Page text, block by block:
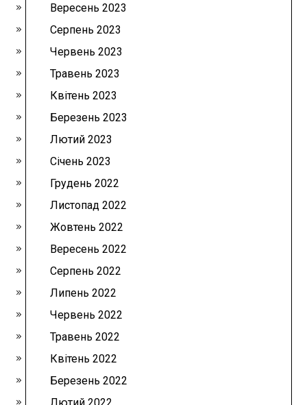
Вересень 2023
Серпень 2023
Червень 2023
Травень 2023
Квітень 2023
Березень 2023
Лютий 2023
Січень 2023
Грудень 2022
Листопад 2022
Жовтень 2022
Вересень 2022
Серпень 2022
Липень 2022
Червень 2022
Травень 2022
Квітень 2022
Березень 2022